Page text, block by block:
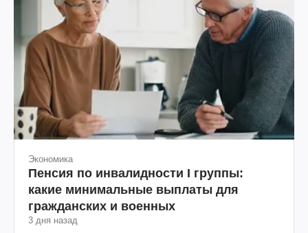
Экономика
Пенсия по инвалидности I группы:
какие минимальные выплаты для
гражданских и военных
3 дня назад